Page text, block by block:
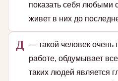
показать себя любыми
живет в них до
Д — такой человек очень
работе, обдумывает
таких людей является